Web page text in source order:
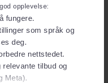
opplevelse:
fungere.
som språk og
deg.
nettstedet.
relevante tilbud og
Meta).